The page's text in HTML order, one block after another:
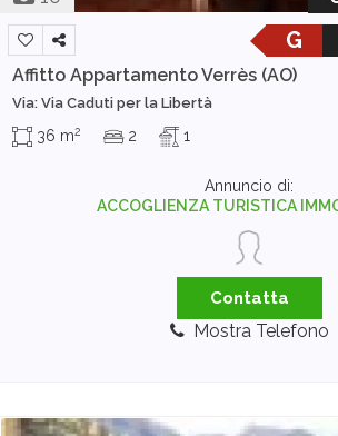
G
Affitto AppartamentoVerrès (AO)
Via: Via Caduti per la Libertà
36 m2 2 1
Annuncio di:
ACCOGLIENZA TURISTICA
Contatta
Mostra Telefono